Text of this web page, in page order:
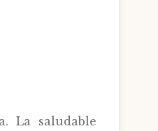
La saludable